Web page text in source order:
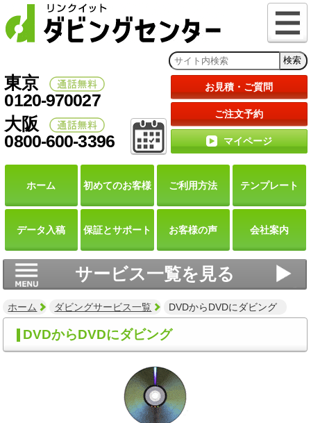
お見積・ご質問
ご注文予約
マイページ
東京
0120-970027
大阪
0800-600-3396
ホーム 初めてのお客様 ご利用方法 テンプレート
データ 入稿 保証とサポート お客様の声 会社案内
サービス一覧を見る
ホーム ダビングサービス一覧 DVDからDVDにダビング
DVDからDVDにダビング